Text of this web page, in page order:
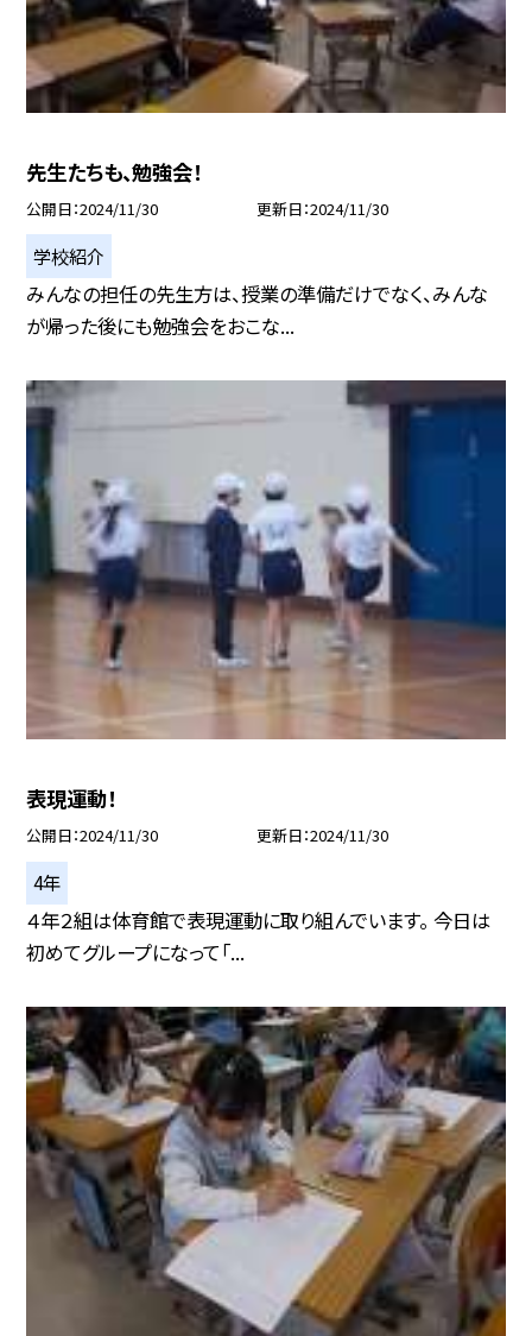
先生たちも、勉強会！
公開日 2024/11/30 更新日 2024/11/30
学校紹介
みんなの担任の先生方は、授業の準備だけでなく、みんな
が帰った後にも勉強会をおこな...
表現運動！
公開日 2024/11/30 更新日 2024/11/30
4年
４年２組は体育館で表現運動に取り組んでいます。 今日は
初めてグループになって「...